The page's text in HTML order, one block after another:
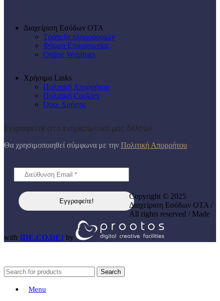
Διαχείριση Εσόδων ΟΤΑ
Τράπεζα πληροφοριών
Φόρμα Επικοινωνίας
Online Webinars
Χρήσιμα Links
Πολιτική Απορρήτου
Πολιτική Cookies
Όροι Χρήσης
Εγγραφείτε στο ενημερωτικό μας δελτίο!
Θα χρησιμοποιηθεί σύμφωνα με την Πολιτική Απορρήτου
Copyright © 2025
Διαχείριση Εσόδων ΟΤΑ /
All rights reserved / Made
with {DE.CO.DE} by
Search
Menu